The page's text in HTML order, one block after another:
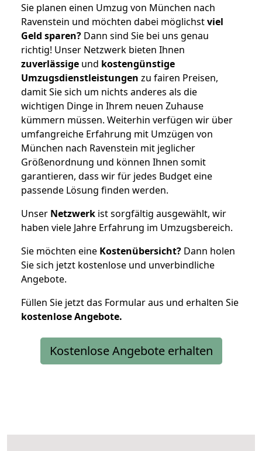
Sie planen einen Umzug von München nach
Ravenstein und möchten dabei möglichstviel
Geld sparen? Dann sind Sie bei uns genau
richtig! Unser Netzwerk bieten Ihnen
zuverlässige und kostengünstige
Umzugsdienstleistungen zu fairen Preisen,
damit Sie sich um nichts anderes als die
wichtigen Dinge in Ihrem neuen Zuhause
kümmern müssen. Weiterhin verfügen wir über
umfangreiche Erfahrung mit Umzügen von
München nach Ravenstein mit jeglicher
Größenordnung und können Ihnen somit
garantieren, dass wir für jedes Budget eine
passende Lösung finden werden.
Unser Netzwerk ist sorgfältig ausgewählt, wir
haben viele Jahre Erfahrung im Umzugsbereich.
Sie möchten eine Kostenübersicht? Dann holen
Sie sich jetzt kostenlose und unverbindliche
Angebote.
Füllen Sie jetzt das Formular aus und erhalten Sie
kostenloseAngebote.
Kostenlose Angebote erhalten